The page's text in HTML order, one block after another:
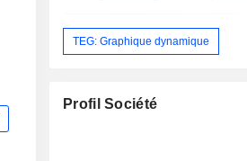
TEG: Graphique dynamique
Profil Société